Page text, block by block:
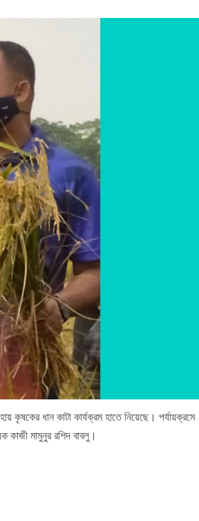
কৃষকের ধান কাটা কার্যক্রম হাতে নিয়েছে। পর্যায়ক্রমে
কাজী মামুনুর রশিদ বাবলু।